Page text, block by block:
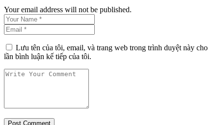
Your email address will not be published.
Lưu tên của tôi, email, và trang web trong trình duyệt này cho
lần bình luận kế tiếp của tôi.